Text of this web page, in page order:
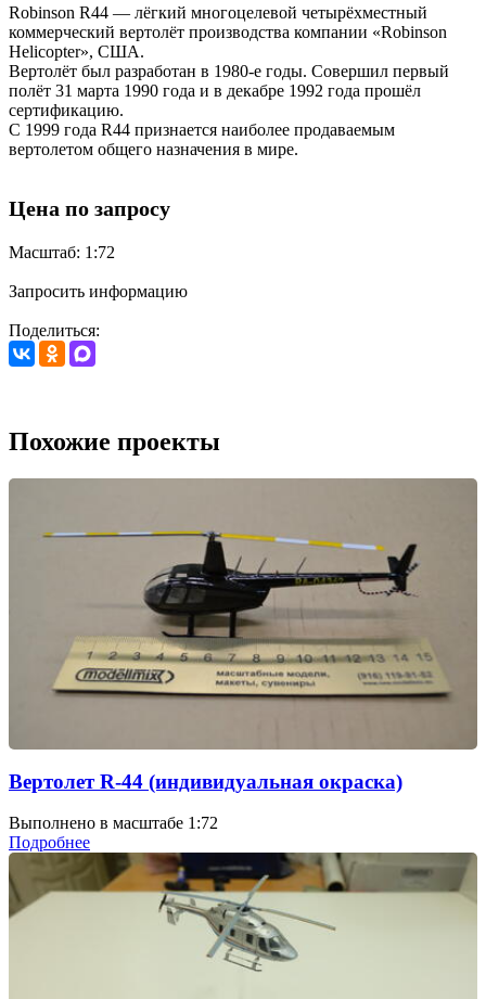
Robinson R44 — лёгкий многоцелевой четырёхместный
коммерческий вертолёт производства компании «Robinson
Helicopter», США.
Вертолёт был разработан в 1980-е годы. Совершил первый
полёт 31 марта 1990 года и в декабре 1992 года прошёл
сертификацию.
C 1999 года R44 признается наиболее продаваемым
вертолетом общего назначения в мире.
Цена по запросу
Масштаб: 1:72
Запросить информацию
Поделиться:
Похожие проекты
Вертолет R-44 (индивидуальная окраска)
Выполнено в масштабе 1:72
Подробнее